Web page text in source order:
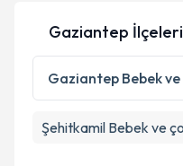
Kişisel
Metni 'ni
Gaziantep İlçeleri
Gaziantep Bebek
Şehitkamil Bebek ve